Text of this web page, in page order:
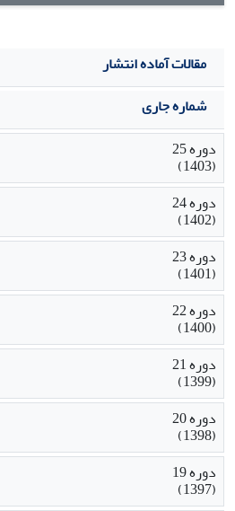
مقالات آماده انتشار
شماره جاری
دوره 25
(1403)
دوره 24
(1402)
دوره 23
(1401)
دوره 22
(1400)
دوره 21
(1399)
دوره 20
(1398)
دوره 19
(1397)